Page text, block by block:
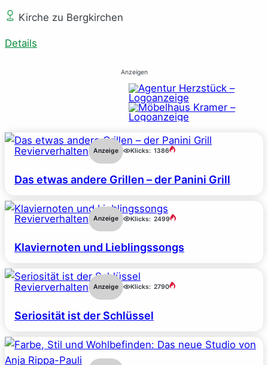
Kirche zu Bergkirchen
Details
Anzeigen
Revierverhalten Anzeige Klicks: 1386
Das etwas andere Grillen – der Panini Grill
Revierverhalten Anzeige Klicks: 2499
Klaviernoten und Lieblingssongs
Revierverhalten Anzeige Klicks: 2790
Seriosität ist der Schlüssel